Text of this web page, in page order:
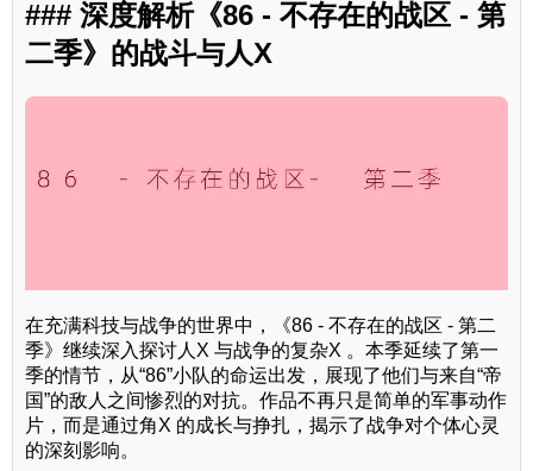
### 深度解析《86 - 不存在的战区 - 第
二季》的战斗与人X
在充满科技与战争的世界中，《86 - 不存在的战区 - 第二
季》继续深入探讨人X 与战争的复杂X 。本季延续了第一
季的情节，从“86”小队的命运出发，展现了他们与来自“帝
国”的敌人之间惨烈的对抗。作品不再只是简单的军事动作
片，而是通过角X 的成长与挣扎，揭示了战争对个体心灵
的深刻影响。